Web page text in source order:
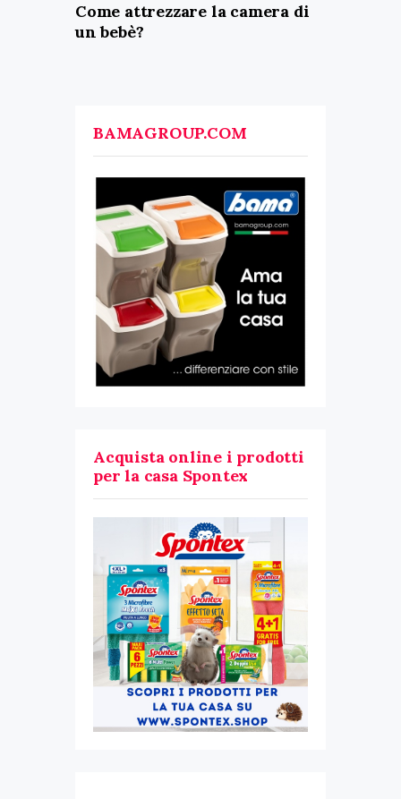
Come attrezzare la camera di
un bebè?
BAMAGROUP.COM
Acquista online i prodotti
per la casa Spontex